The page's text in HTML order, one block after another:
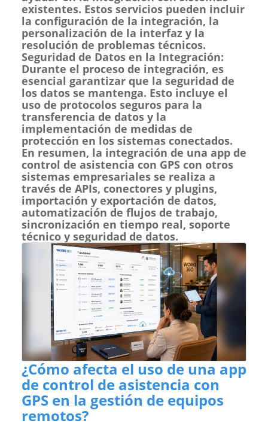
existentes. Estos servicios pueden incluir
la configuración de la integración, la
personalización de la interfaz y la
resolución de problemas técnicos.
Seguridad de Datos en la Integración:
Durante el proceso de integración, es
esencial garantizar que la seguridad de
los datos se mantenga. Esto incluye el
uso de protocolos seguros para la
transferencia de datos y la
implementación de medidas de
protección en los sistemas conectados.
En resumen, la integración de una app de
control de asistencia con GPS con otros
sistemas empresariales se realiza a
través de APIs, conectores y plugins,
importación y exportación de datos,
automatización de flujos de trabajo,
sincronización en tiempo real, soporte
técnico y seguridad de datos.
¿Cómo afecta el uso de una app
de control de asistencia con
GPS en la gestión de equipos
remotos?